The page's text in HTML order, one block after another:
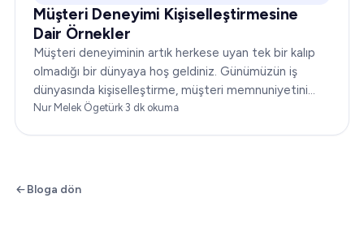
Müşteri Deneyimi Kişiselleştirmesine
Dair Örnekler
Müşteri deneyiminin artık herkese uyan tek bir kalıp
olmadığı bir dünyaya hoş geldiniz. Günümüzün iş
dünyasında kişiselleştirme, müşteri memnuniyetini
dönüştürmenin anahtarıdır. Bu makale…
Nur Melek Ögetürk·3 dk okuma
Bloga dön